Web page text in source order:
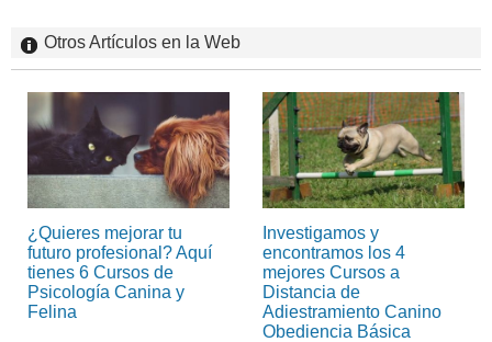
Otros Artículos en la Web
¿Quieres mejorar tu
futuro profesional? Aquí
tienes 6 Cursos de
Psicología Canina y
Felina
Investigamos y
encontramos los 4
mejores Cursos a
Distancia de
Adiestramiento Canino
Obediencia Básica